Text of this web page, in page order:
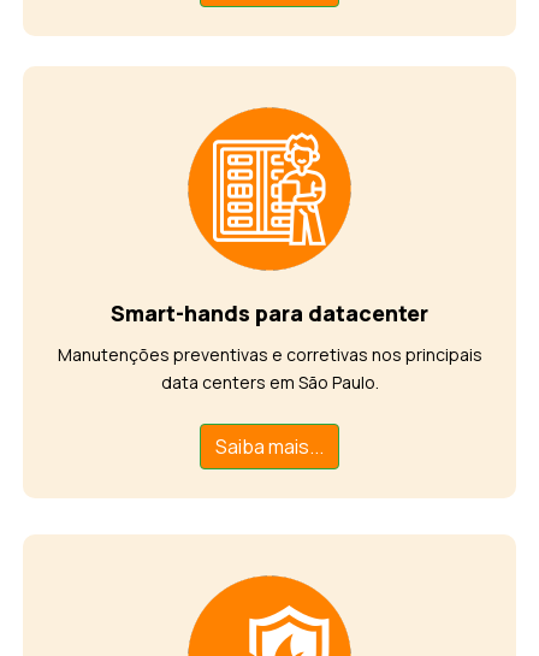
Smart-hands para datacenter
Manutenções preventivas e corretivas nos principais
data centers em São Paulo.
Saiba mais...